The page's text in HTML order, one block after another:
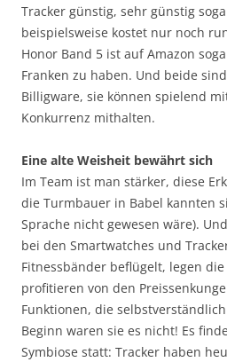
Tracker günstig, sehr günstig
beispielsweise kostet nur noch
Honor Band 5 ist auf Amazon
Franken zu haben. Und beide
Billigware, sie können spielend
Konkurrenz mithalten.
Eine alte Weisheit bewährt sich
Im Team ist man stärker, diese
die Turmbauer in Babel kannten
Sprache nicht gewesen wäre).
bei den Smartwatches und
Fitnessbänder beflügelt, legen
profitieren von den
Funktionen, die
Beginn waren sie es nicht! Es
Symbiose statt: Tracker haben